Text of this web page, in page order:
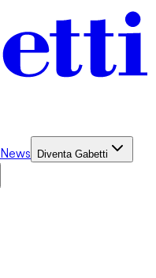
News Diventa Gabetti